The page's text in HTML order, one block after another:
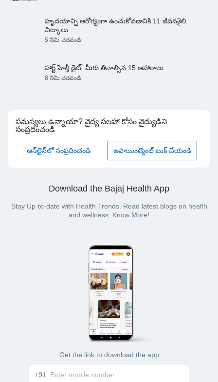
హృదయాన్ని ఆరోగ్యంగా ఉంచుకోవడానికి 11 జీవనశైలి
చిట్కాలు
5 నిమి చదవండి
హార్ట్ హెల్తీ డైట్: మీరు తినాల్సిన 15 ఆహారాలు
8 నిమి చదవండి
సమస్యలు ఉన్నాయా? వైద్య సలహా కోసం వైద్యుడిని
సంప్రదించండి
ఆన్‌లైన్‌లో సంప్రదించండి అపాయింట్మెంట్ బుక్ చేయండి
Download the Bajaj Health App
Stay Up-to-date with Health Trends. Read latest blogs on health
and wellness. Know More!
Get the link to download the app
+91